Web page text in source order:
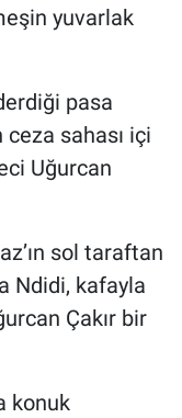
yuvarlak
pasa
sahası içi
Uğurcan
sol taraftan
Ndidi, kafayla
Çakır bir
konuk